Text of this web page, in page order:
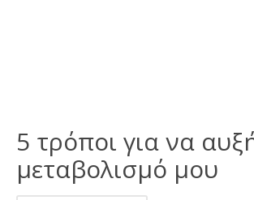
5 τρόποι για να
μεταβολισμό μου